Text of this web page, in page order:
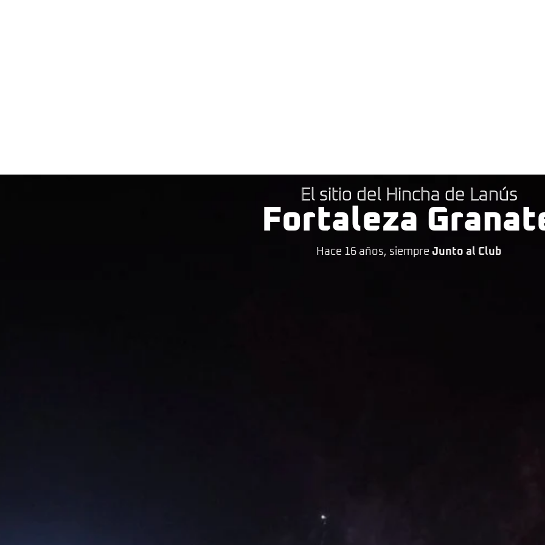
El sitio del Hincha de Lanús
Fortaleza
Hace 16 años, siempre Junto al Club